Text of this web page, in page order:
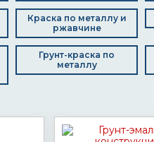
Краска по металлу и
ржавчине
Грунт-краска по
металлу